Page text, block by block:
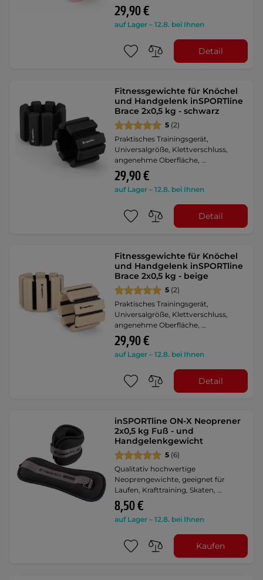
29,90 €
auf Lager – 12.8. bei Ihnen
Detail
Fitnessgewichte für Knöchel
und Handgelenk inSPORTline
Brace 2x0,5 kg - schwarz
5 (2)
Praktisches Trainingsgerät,
Universalgröße, Klettverschluss,
angenehme Oberfläche, …
29,90 €
auf Lager – 12.8. bei Ihnen
Detail
Fitnessgewichte für Knöchel
und Handgelenk inSPORTline
Brace 2x0,5 kg - beige
5 (2)
Praktisches Trainingsgerät,
Universalgröße, Klettverschluss,
angenehme Oberfläche, …
29,90 €
auf Lager – 12.8. bei Ihnen
Detail
inSPORTline ON-X Neoprener
2x0,5 kg Fuß - und
Handgelenkgewicht
5 (6)
Qualitativ hochwertige
Neoprengewichte, geeignet für
Laufen, Krafttraining, Skaten, …
8,50 €
auf Lager – 12.8. bei Ihnen
Kaufen